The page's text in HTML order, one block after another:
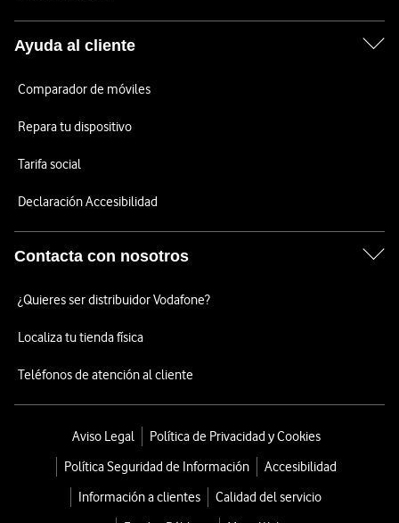
Ayuda al cliente
Comparador de móviles
Repara tu dispositivo
Tarifa social
Declaración Accesibilidad
Contacta con nosotros
¿Quieres ser distribuidor Vodafone?
Localiza tu tienda física
Teléfonos de atención al cliente
Aviso Legal
Política de Privacidad y Cookies
Política Seguridad de Información
Accesibilidad
Información a clientes
Calidad del servicio